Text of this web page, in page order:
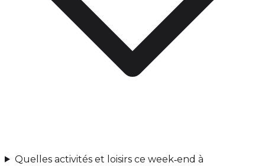
Quelles activités et loisirs ce week‑end à